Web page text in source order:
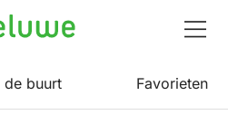
de buurt Favorieten